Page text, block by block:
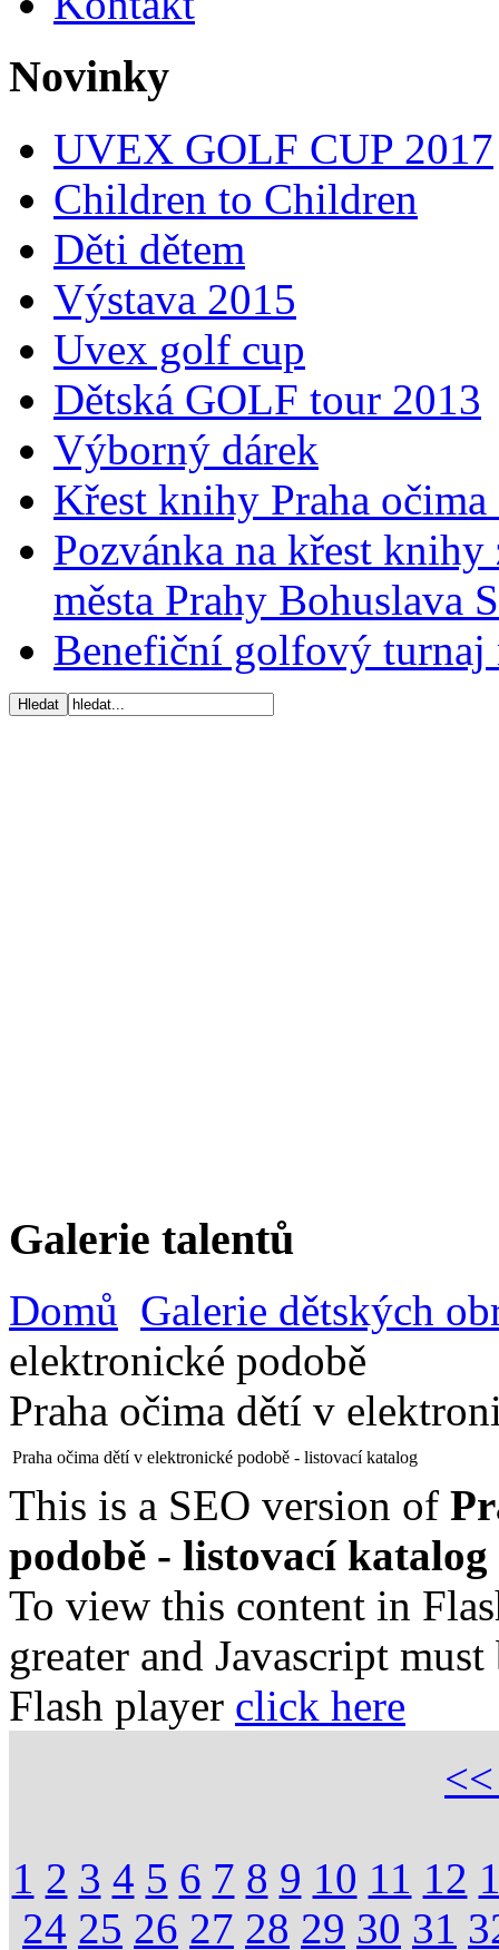
Novinky
UVEX GOLF CUP 2017
Children to Children
Děti dětem
Výstava 2015
Uvex golf cup
Dětská GOLF tour 2013
Výborný dárek
Křest knihy Praha očima
Pozvánka na křest
města Prahy Bohuslava
Benefiční golfový turnaj
Galerie talentů
Domů Galerie dětských
elektronické podobě
Praha očima dětí v
Praha očima dětí v elektronické podobě - listovací katalog
This is a SEO version of
podobě - listovací katalog
To view this content in
greater and Javascript
Flash player click here
1 2 3 4 5 6 7 8 9 10 11 12
24 25 26 27 28 29 30 31